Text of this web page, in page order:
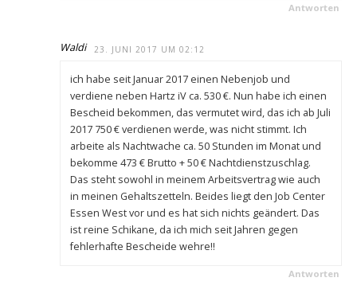
Antworten
Waldi 23. JUNI 2017 UM 02:12
ich habe seit Januar 2017 einen Nebenjob und
verdiene neben Hartz iV ca. 530 €. Nun habe ich einen
Bescheid bekommen, das vermutet wird, das ich ab Juli
2017 750 € verdienen werde, was nicht stimmt. Ich
arbeite als Nachtwache ca. 50 Stunden im Monat und
bekomme 473 € Brutto + 50 € Nachtdienstzuschlag.
Das steht sowohl in meinem Arbeitsvertrag wie auch
in meinen Gehaltszetteln. Beides liegt den Job Center
Essen West vor und es hat sich nichts geändert. Das
ist reine Schikane, da ich mich seit Jahren gegen
fehlerhafte Bescheide wehre!!
Antworten